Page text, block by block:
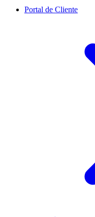
Portal de Cliente